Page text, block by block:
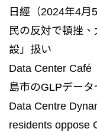
日經（2024年4月
民の反対で頓挫
設」扱い
Data Center Café
島市のGLPデー
Data Centre
residents oppose